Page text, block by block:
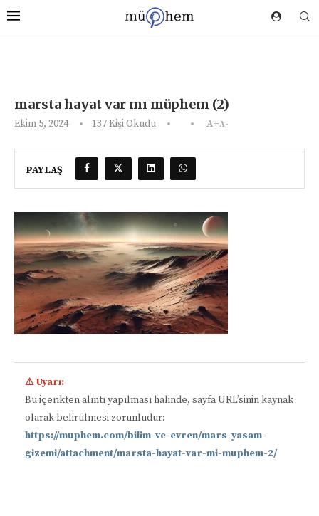
marsta hayat var mı müphem (2)
Ekim 5, 2024 137Kişi Okudu A+A-
PAYLAŞ
⚠ Uyarı:
Bu içerikten alıntı yapılması halinde, sayfa URL’sinin kaynak
olarak belirtilmesi zorunludur:
https://muphem.com/bilim-ve-evren/mars-yasam-
gizemi/attachment/marsta-hayat-var-mi-muphem-2/